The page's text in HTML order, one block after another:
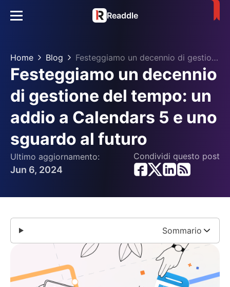
Readdle
Home Blog Festeggiamo un decennio di gestione del tempo: un addio a Calendars 5 e uno sguardo al futuro
Festeggiamo un decennio
di gestione del tempo: un
addio a Calendars 5 e uno
sguardo al futuro
Ultimo aggiornamento:
Jun 6, 2024
Condividi questo post
Sommario